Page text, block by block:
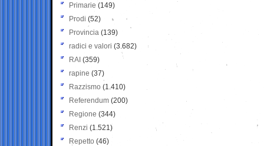
Primarie (149)
Prodi (52)
Provincia (139)
radici e valori (3.682)
RAI (359)
rapine (37)
Razzismo (1.410)
Referendum (200)
Regione (344)
Renzi (1.521)
Repetto (46)